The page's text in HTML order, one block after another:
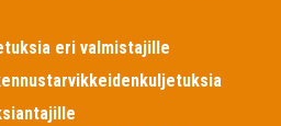
eri valmistajille